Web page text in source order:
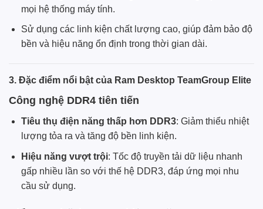
mọi hệ thống máy tính.
Sử dụng các linh kiện chất lượng cao, giúp đảm bảo độ
bền và hiệu năng ổn định trong thời gian dài.
3. Đặc điểm nổi bật của Ram Desktop TeamGroup Elite
Công nghệ DDR4 tiên tiến
Tiêu thụ điện năng thấp hơn DDR3: Giảm thiểu nhiệt
lượng tỏa ra và tăng độ bền linh kiện.
Hiệu năng vượt trội: Tốc độ truyền tải dữ liệu nhanh
gấp nhiều lần so với thế hệ DDR3, đáp ứng mọi nhu
cầu sử dụng.